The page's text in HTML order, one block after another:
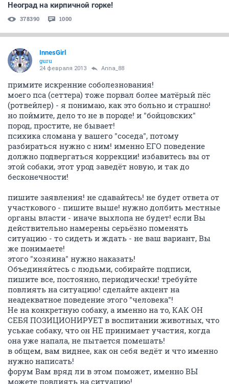
Неоград на кирпичной горке!
378390 1000
InnesGirl
guru
24 февраля 2013 Anna_88
примите искренние соболезнования!
моего пса (сеттера) тоже порвал более матёрый пёс
(ротвейлер) - я понимаю, как это больно и страшно!
но поймите, дело то не в породе! и "бойцовских"
пород, простите, не бывает!
психика сломана у вашего "соседа", потому
разбираться нужно с ним! именно ЕГО поведение
должно подвергаться коррекции! избавитесь вы от
этой собаки, этот урод заведёт новую, и так до
бесконечности!
пишите заявления! не сдавайтесь! не будет ответа от
участкового - пишите выше! нужно долбить местные
органы власти - иначе выхлопа не будет! если Вы
действительно намерены серьёзно поменять
ситуацию - то сидеть и ждать - не ваш вариант, Вы
же понимаете!
этого "хозяина" нужно наказать!
Объединяйтесь с людьми, собирайте подписи,
пишите все, постоянно, периодически! требуйте
повлиять на ситуацию! сделайте акцент на
неадекватное поведение этого "человека"!
Не на конкретную собаку, а именно на то, КАК ОН
СЕБЯ ПОЗИЦИОНИРУЕТ в воспитании животных, что
уськае собаку, что он НЕ принимает участия, когда
она уже напала, не пытается помешать!
в общем, вам виднее, как он себя ведёт и что именно
нужно написать!
форум Вам вряд ли в этом поможет, именно ВЫ
можете повлиять на ситуацию!